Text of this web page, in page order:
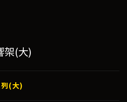
架(大)
(大)